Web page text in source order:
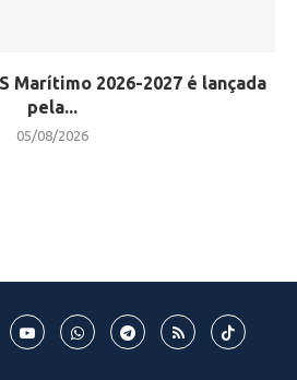
Marítimo 2026-2027 é lançada
pela...
05/08/2026